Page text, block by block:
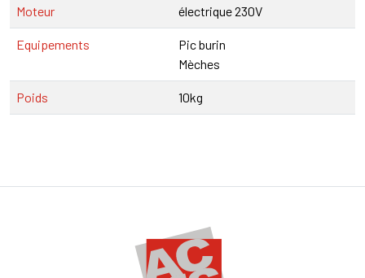
Moteur électrique 230V
Equipements
Pic burin
Mèches
Poids 10kg